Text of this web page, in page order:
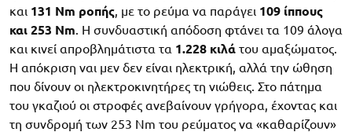
και 131 Nm ροπής , με το ρεύμα να παράγει 109 ίππους
και 253 Nm . Η συνδυαστική απόδοση φτάνει τα 109 άλογα
και κινεί απροβλημάτιστα τα 1.228 κιλά του αμαξώματος.
Η απόκριση ναι μεν δεν είναι ηλεκτρική, αλλά την ώθηση
που δίνουν οι ηλεκτροκινητήρες τη νιώθεις. Στο πάτημα
του γκαζιού οι στροφές ανεβαίνουν γρήγορα, έχοντας και
τη συνδρομή των 253 Nm του ρεύματος να «καθαρίζουν»